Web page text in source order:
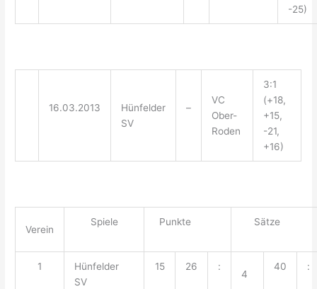
-25)
16.03.2013
Hünfelder
SV
–
VC
Ober-
Roden
3:1
(+18,
+15,
-21,
+16)
Verein
Spiele Punkte Sätze
1
Hünfelder
SV
15 26 :
4
40 :